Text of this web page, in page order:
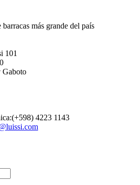
más grande del país
101
Gaboto
4223 1143